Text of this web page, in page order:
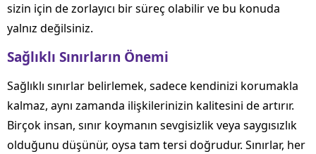
sizin için de zorlayıcı bir süreç olabilir ve bu konuda
yalnız değilsiniz.
Sağlıklı Sınırların Önemi
Sağlıklı sınırlar belirlemek, sadece kendinizi korumakla
kalmaz, aynı zamanda ilişkilerinizin kalitesini de artırır.
Birçok insan, sınır koymanın sevgisizlik veya saygısızlık
olduğunu düşünür, oysa tam tersi doğrudur. Sınırlar, her